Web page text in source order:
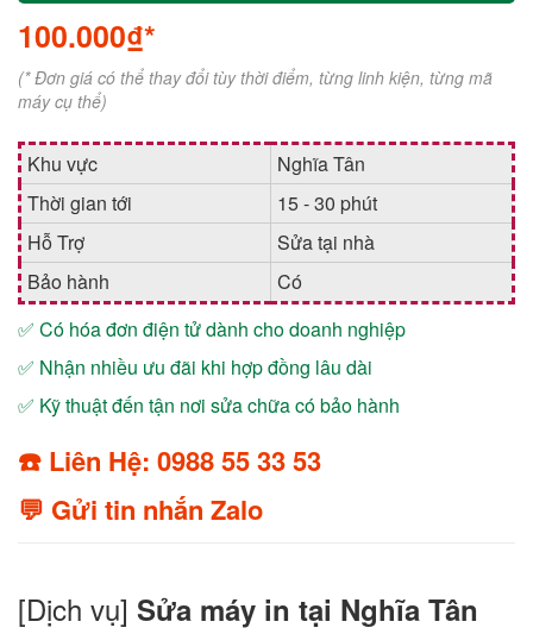
100.000₫*
(* Đơn giá có thể thay đổi tùy thời điểm, từng linh kiện, từng mã
máy cụ thể)
Khu vực
Nghĩa Tân
Thời gian tới
15 - 30 phút
Hỗ Trợ
Sửa tại nhà
Bảo hành
Có
✅ Có hóa đơn điện tử dành cho doanh nghiệp
✅ Nhận nhiều ưu đãi khi hợp đồng lâu dài
✅ Kỹ thuật đến tận nơi sửa chữa có bảo hành
☎️ Liên Hệ: 0988 55 33 53
💬 Gửi tin nhắn Zalo
[Dịch vụ] Sửa máy in tại Nghĩa Tân